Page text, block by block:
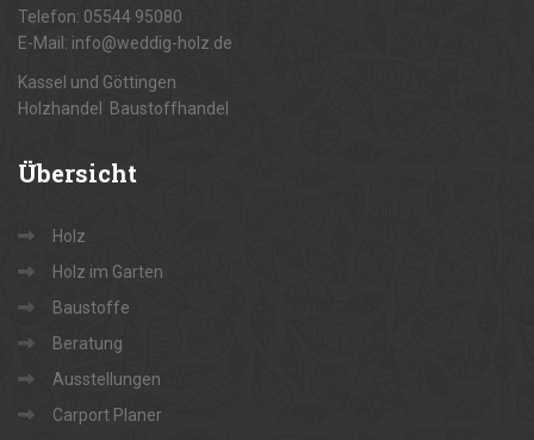
Telefon: 05544 95080
E-Mail: info@weddig-holz.de
Kassel und Göttingen
Holzhandel Baustoffhandel
Übersicht
Holz
Holz im Garten
Baustoffe
Beratung
Ausstellungen
Carport Planer